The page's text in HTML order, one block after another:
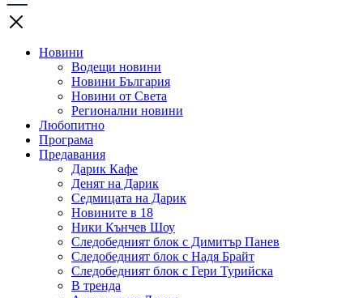
Новини
Водещи новини
Новини България
Новини от Света
Регионални новини
Любопитно
Програма
Предавания
Дарик Кафе
Денят на Дарик
Седмицата на Дарик
Новините в 18
Ники Кънчев Шоу
Следобедният блок с Димитър Панев
Следобедният блок с Надя Брайт
Следобедният блок с Гери Турийска
В тренда